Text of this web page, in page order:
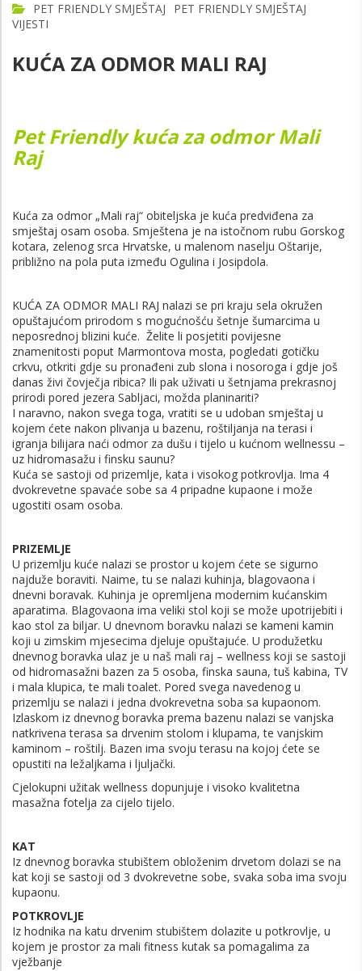
PET FRIENDLY SMJEŠTAJ
PET FRIENDLY SMJEŠTAJ
VIJESTI
KUĆA ZA ODMOR MALI RAJ
Pet Friendly kuća za odmor Mali
Raj
Kuća za odmor „Mali raj“ obiteljska je kuća predviđena za
smještaj osam osoba. Smještena je na istočnom rubu Gorskog
kotara, zelenog srca Hrvatske, u malenom naselju Oštarije,
približno na pola puta između Ogulina i Josipdola.
KUĆA ZA ODMOR MALI RAJ nalazi se pri kraju sela okružen
opuštajućom prirodom s mogućnošću šetnje šumarcima u
neposrednoj blizini kuće. Želite li posjetiti povijesne
znamenitosti poput Marmontova mosta, pogledati gotičku
crkvu, otkriti gdje su pronađeni zub slona i nosoroga i gdje još
danas živi čovječja ribica? Ili pak uživati u šetnjama prekrasnoj
prirodi pored jezera Sabljaci, možda planinariti?
I naravno, nakon svega toga, vratiti se u udoban smještaj u
kojem ćete nakon plivanja u bazenu, roštiljanja na terasi i
igranja bilijara naći odmor za dušu i tijelo u kućnom wellnessu –
uz hidromasažu i finsku saunu?
Kuća se sastoji od prizemlje, kata i visokog potkrovlja. Ima 4
dvokrevetne spavaće sobe sa 4 pripadne kupaone i može
ugostiti osam osoba.
PRIZEMLJE
U prizemlju kuće nalazi se prostor u kojem ćete se sigurno
najduže boraviti. Naime, tu se nalazi kuhinja, blagovaona i
dnevni boravak. Kuhinja je opremljena modernim kućanskim
aparatima. Blagovaona ima veliki stol koji se može upotrijebiti i
kao stol za biljar. U dnevnom boravku nalazi se kameni kamin
koji u zimskim mjesecima djeluje opuštajuće. U produžetku
dnevnog boravka ulaz je u naš mali raj – wellness koji se sastoji
od hidromasažni bazen za 5 osoba, finska sauna, tuš kabina, TV
i mala klupica, te mali toalet. Pored svega navedenog u
prizemlju se nalazi i jedna dvokrevetna soba sa kupaonom.
Izlaskom iz dnevnog boravka prema bazenu nalazi se vanjska
natkrivena terasa sa drvenim stolom i klupama, te vanjskim
kaminom – roštilj. Bazen ima svoju terasu na kojoj ćete se
opustiti na ležaljkama i ljuljački.
Cjelokupni užitak wellness dopunjuje i visoko kvalitetna
masažna fotelja za cijelo tijelo.
KAT
Iz dnevnog boravka stubištem obloženim drvetom dolazi se na
kat koji se sastoji od 3 dvokrevetne sobe, svaka soba ima svoju
kupaonu.
POTKROVLJE
Iz hodnika na katu drvenim stubištem dolazite u potkrovlje, u
kojem je prostor za mali fitness kutak sa pomagalima za
vježbanje